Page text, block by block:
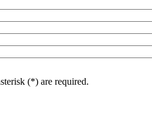
(*) are required.